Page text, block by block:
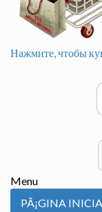
Нажмите, чтобы
Menu
PÃ¡GINA